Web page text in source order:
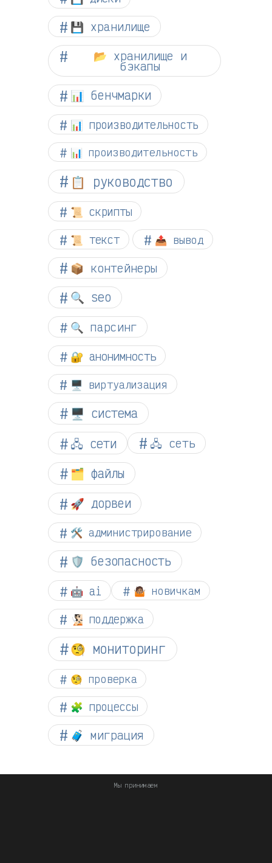
💾 хранилище
📂 хранилище и
бэкапы
📊 бенчмарки
📊 производительность
📊 производительность
📋 руководство
📜 скрипты
📜 текст 📤 вывод
📦 контейнеры
🔍 seo
🔍 парсинг
🔐 анонимность
🖥️ виртуализация
🖥️ система
🖧 сети
🖧 сеть
🗂️ файлы
🚀 дорвеи
🛠️ администрирование
🛡️ безопасность
🤖 ai 🤷🏽 новичкам
🧏🏻 поддержка
🧐 мониторинг
🧐 проверка
🧩 процессы
🧳 миграция
Мы принимаем